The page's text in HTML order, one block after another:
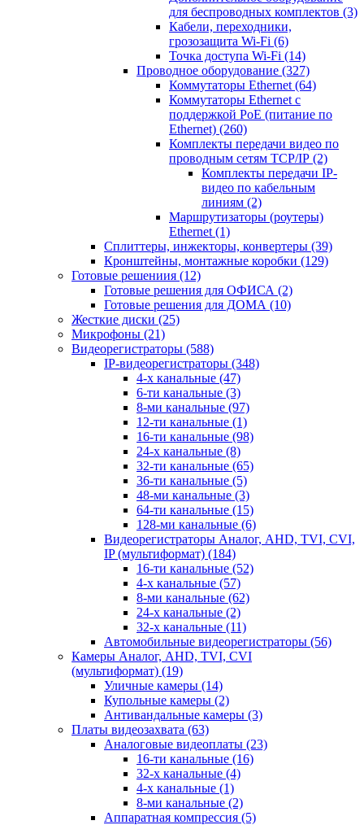
для беспроводных комплектов (3)
Кабели, переходники,
грозозащита Wi-Fi (6)
Точка доступа Wi-Fi (14)
Проводное оборудование (327)
Коммутаторы Ethernet (64)
Коммутаторы Ethernet с
поддержкой PoE (питание по
Ethernet) (260)
Комплекты передачи видео по
проводным сетям TCP/IP (2)
Комплекты передачи IP-
видео по кабельным
линиям (2)
Маршрутизаторы (роутеры)
Ethernet (1)
Сплиттеры, инжекторы, конвертеры (39)
Кронштейны, монтажные коробки (129)
Готовые решениия (12)
Готовые решения для ОФИСА (2)
Готовые решения для ДОМА (10)
Жесткие диски (25)
Микрофоны (21)
Видеорегистраторы (588)
IP-видеорегистраторы (348)
4-х канальные (47)
6-ти канальные (3)
8-ми канальные (97)
12-ти канальные (1)
16-ти канальные (98)
24-х канальные (8)
32-ти канальные (65)
36-ти канальные (5)
48-ми канальные (3)
64-ти канальные (15)
128-ми канальные (6)
Видеорегистраторы Аналог, AHD, TVI, CVI,
IP (мультиформат) (184)
16-ти канальные (52)
4-х канальные (57)
8-ми канальные (62)
24-х канальные (2)
32-х канальные (11)
Автомобильные видеорегистраторы (56)
Камеры Аналог, AHD, TVI, CVI
(мультиформат) (19)
Уличные камеры (14)
Купольные камеры (2)
Антивандальные камеры (3)
Платы видеозахвата (63)
Аналоговые видеоплаты (23)
16-ти канальные (16)
32-х канальные (4)
4-х канальные (1)
8-ми канальные (2)
Аппаратная компрессия (5)